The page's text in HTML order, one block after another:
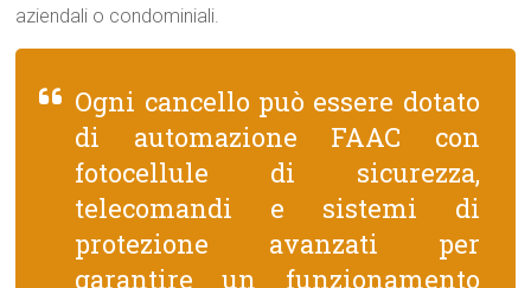
aziendali o condominiali.
Ogni cancello può essere dotato
di automazione FAAC con
fotocellule di sicurezza,
telecomandi e sistemi di
protezione avanzati per
garantire un funzionamento